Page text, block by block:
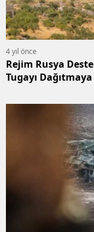
4 yıl önce
Rejim Rusya
Tugayı Dağıtmaya